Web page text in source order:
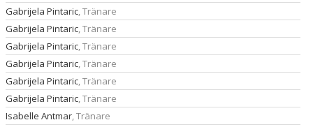
Gabrijela Pintaric, Tränare
Gabrijela Pintaric, Tränare
Gabrijela Pintaric, Tränare
Gabrijela Pintaric, Tränare
Gabrijela Pintaric, Tränare
Gabrijela Pintaric, Tränare
Isabelle Antmar, Tränare